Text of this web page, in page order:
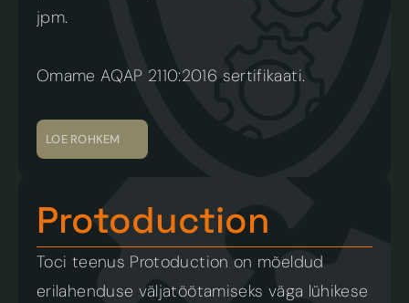
jpm.
Omame AQAP 2110:2016 sertifikaati.
LOE ROHKEM
Protoduction
Toci teenus Protoduction on mõeldud
erilahenduse väljatöötamiseks väga lühikese